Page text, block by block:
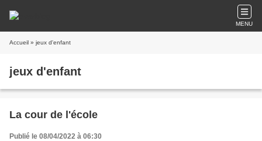
MENU
Accueil » jeux d'enfant
jeux d'enfant
La cour de l'école
Publié le 08/04/2022 à 06:30